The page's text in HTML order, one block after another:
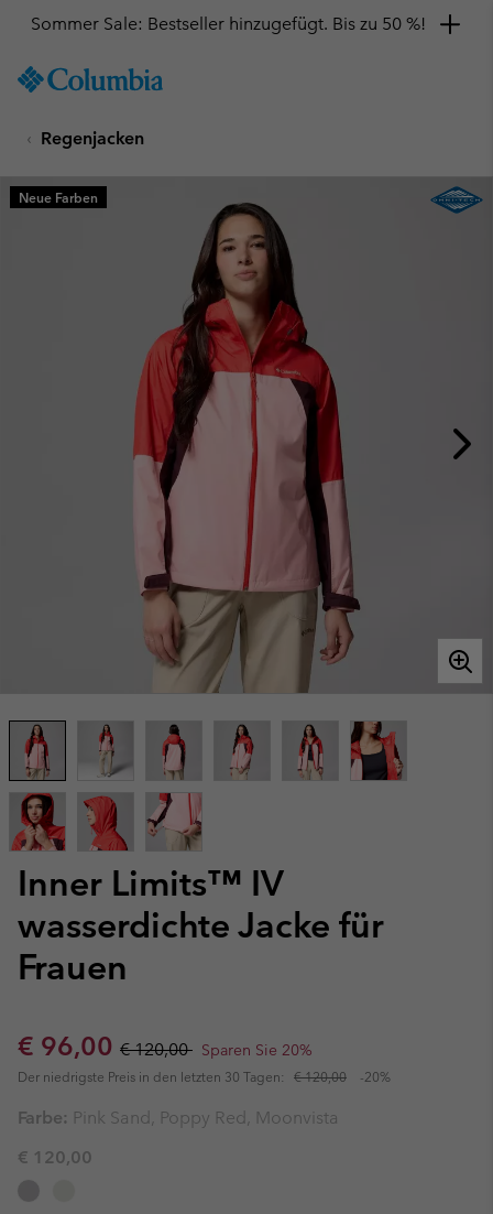
TO
SKIP
MAIN
NAV
Sommer Sale: Bestseller hinzugefügt. Bis zu 50 %!
Regenjacken
Inner Limits™ IV
wasserdichte Jacke für
Frauen
Sale price:
€ 96,00 Regular price:
€ 120,00 Sparen Sie 20%
Der niedrigste Preis in den letzten 30 Tagen: € 120,00 -20%
Neue Farben
Farbe: Pink Sand, Poppy Red, Moonvista
€ 120,00